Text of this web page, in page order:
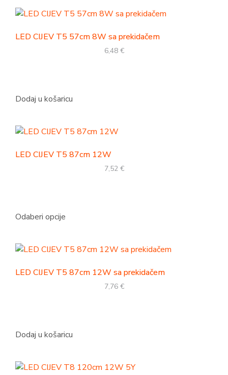
LED CIJEV T5 57cm 8W sa prekidačem
6,48 €
Dodaj u košaricu
LED CIJEV T5 87cm 12W
7,52 €
Odaberi opcije
LED CIJEV T5 87cm 12W sa prekidačem
7,76 €
Dodaj u košaricu